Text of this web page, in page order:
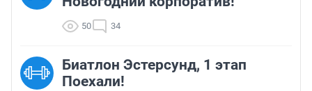
50 34
Биатлон Эстерсунд, 1 этап
Поехали!